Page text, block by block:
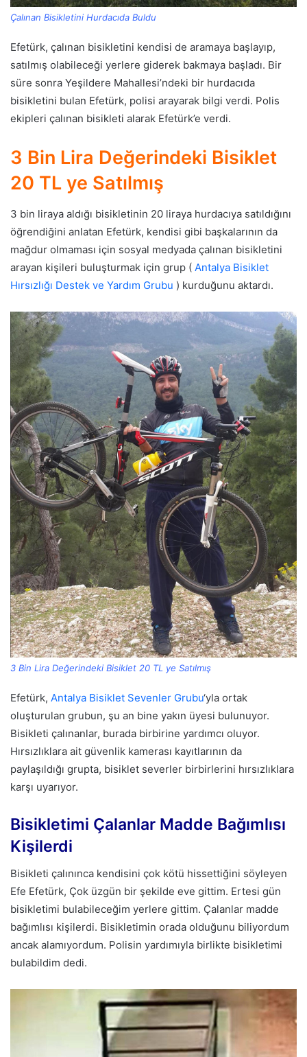
Çalınan Bisikletini Hurdacıda Buldu
Efetürk, çalınan bisikletini kendisi de aramaya başlayıp,
satılmış olabileceği yerlere giderek bakmaya başladı. Bir
süre sonra Yeşildere Mahallesi’ndeki bir hurdacıda
bisikletini bulan Efetürk, polisi arayarak bilgi verdi. Polis
ekipleri çalınan bisikleti alarak Efetürk’e verdi.
3 Bin Lira Değerindeki Bisiklet
20 TL ye Satılmış
3 bin liraya aldığı bisikletinin 20 liraya hurdacıya satıldığını
öğrendiğini anlatan Efetürk, kendisi gibi başkalarının da
mağdur olmaması için sosyal medyada çalınan bisikletini
arayan kişileri buluşturmak için grup ( Antalya Bisiklet
Hırsızlığı Destek ve Yardım Grubu ) kurduğunu aktardı.
3 Bin Lira Değerindeki Bisiklet 20 TL ye Satılmış
Efetürk, Antalya Bisiklet Sevenler Grubu‘yla ortak
oluşturulan grubun, şu an bine yakın üyesi bulunuyor.
Bisikleti çalınanlar, burada birbirine yardımcı oluyor.
Hırsızlıklara ait güvenlik kamerası kayıtlarının da
paylaşıldığı grupta, bisiklet severler birbirlerini hırsızlıklara
karşı uyarıyor.
Bisikletimi Çalanlar Madde Bağımlısı
Kişilerdi
Bisikleti çalınınca kendisini çok kötü hissettiğini söyleyen
Efe Efetürk, Çok üzgün bir şekilde eve gittim. Ertesi gün
bisikletimi bulabileceğim yerlere gittim. Çalanlar madde
bağımlısı kişilerdi. Bisikletimin orada olduğunu biliyordum
ancak alamıyordum. Polisin yardımıyla birlikte bisikletimi
bulabildim dedi.